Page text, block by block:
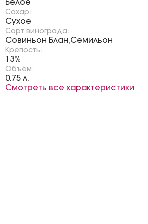
Белое
Сахар:
Сухое
Сорт винограда:
Совиньон Блан,Семильон
Крепость:
13%
Объём:
0.75 л.
Смотреть все характеристики